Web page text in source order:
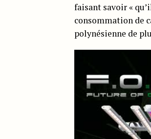
faisant savoir «
consommation de
polynésienne de